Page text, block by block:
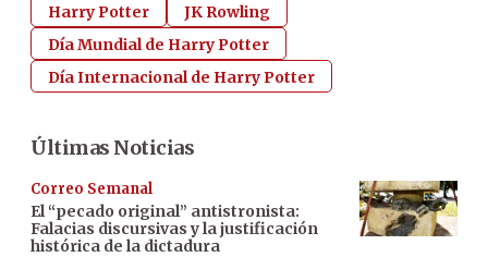
Harry Potter
JK Rowling
Día Mundial de Harry Potter
Día Internacional de Harry Potter
Últimas Noticias
Correo Semanal
El “pecado original” antistronista:
Falacias discursivas y la justificación
histórica de la dictadura